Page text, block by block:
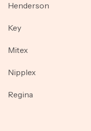
Henderson
Key
Mitex
Nipplex
Regina